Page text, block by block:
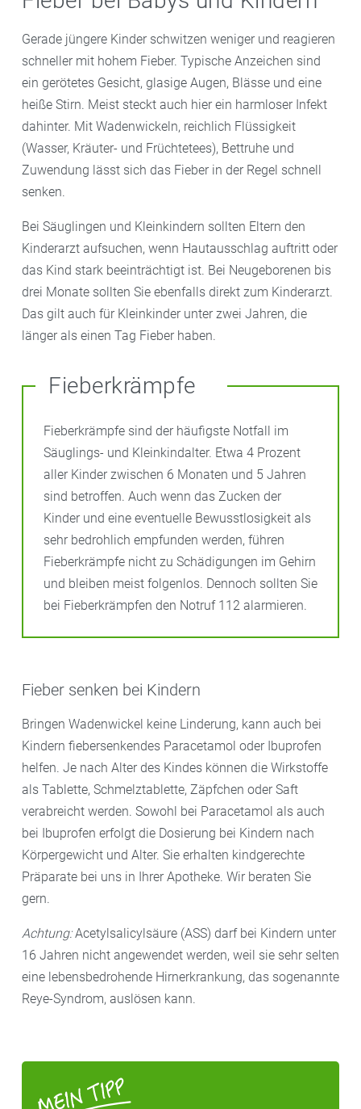
Gerade jüngere Kinder schwitzen weniger und reagieren
schneller mit hohem Fieber. Typische Anzeichen sind
ein gerötetes Gesicht, glasige Augen, Blässe und eine
heiße Stirn. Meist steckt auch hier ein harmloser Infekt
dahinter. Mit Wadenwickeln, reichlich Flüssigkeit
(Wasser, Kräuter- und Früchtetees), Bettruhe und
Zuwendung lässt sich das Fieber in der Regel schnell
senken.
Bei Säuglingen und Kleinkindern sollten Eltern den
Kinderarzt aufsuchen, wenn Hautausschlag auftritt oder
das Kind stark beeinträchtigt ist. Bei Neugeborenen bis
drei Monate sollten Sie ebenfalls direkt zum Kinderarzt.
Das gilt auch für Kleinkinder unter zwei Jahren, die
länger als einen Tag Fieber haben.
Fieberkrämpfe
Fieberkrämpfe sind der häufigste Notfall im
Säuglings- und Kleinkindalter. Etwa 4 Prozent
aller Kinder zwischen 6 Monaten und 5 Jahren
sind betroffen. Auch wenn das Zucken der
Kinder und eine eventuelle Bewusstlosigkeit als
sehr bedrohlich empfunden werden, führen
Fieberkrämpfe nicht zu Schädigungen im Gehirn
und bleiben meist folgenlos. Dennoch sollten Sie
bei Fieberkrämpfen den Notruf 112 alarmieren.
Fieber senken bei Kindern
Bringen Wadenwickel keine Linderung, kann auch bei
Kindern fiebersenkendes Paracetamol oder Ibuprofen
helfen. Je nach Alter des Kindes können die Wirkstoffe
als Tablette, Schmelztablette, Zäpfchen oder Saft
verabreicht werden. Sowohl bei Paracetamol als auch
bei Ibuprofen erfolgt die Dosierung bei Kindern nach
Körpergewicht und Alter. Sie erhalten kindgerechte
Präparate bei uns in Ihrer Apotheke. Wir beraten Sie
gern.
Achtung:Acetylsalicylsäure (ASS) darf bei Kindern unter
16 Jahren nicht angewendet werden, weil sie sehr selten
eine lebensbedrohende Hirnerkrankung, das sogenannte
Reye-Syndrom, auslösen kann.